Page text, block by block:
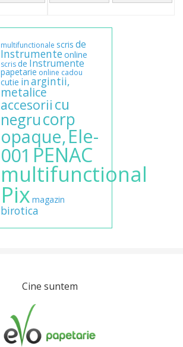
multifunctionale scris de
Instrumenteonline
scris de Instrumente
papetarie online cadou
cutie inargintii,
metalice
accesorii cu
negrucorp
opaque,Ele-
001 PENAC
multifunctional
Pix magazin
birotica
Cine suntem